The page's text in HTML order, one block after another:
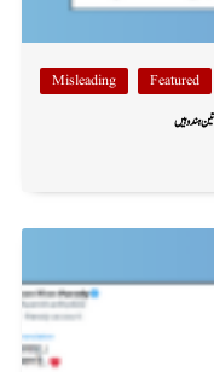
Featured
Misleading
ہندو ہیں